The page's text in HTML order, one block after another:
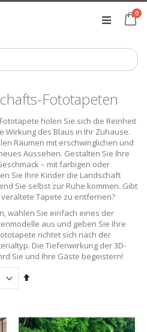
0
Fototapeten
holen Sie sich die Reinheit
Wirkung des Blaus in Ihr Zuhause.
Räumen mit erschwinglichen und
Aussehen. Gestalten Sie Ihre
– mit farbigen oder
Sie Ihre Kinder die Landschaft
Sie selbst zur Ruhe kommen. Gibt
Tapete zu entfernen?
wählen Sie einfach eines der
aus und geben Sie Ihre
richtet sich nach der
Die Tiefenwirkung der 3D-
Sie und Ihre Gäste begeistern!
Absteigend